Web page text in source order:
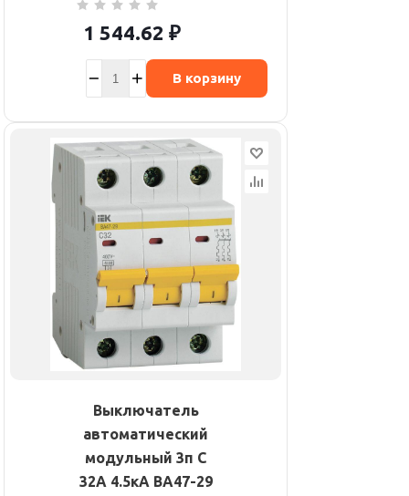
1 544.62 ₽
В корзину
Выключатель
автоматический
модульный 3п C
32А 4.5кА ВА47-29